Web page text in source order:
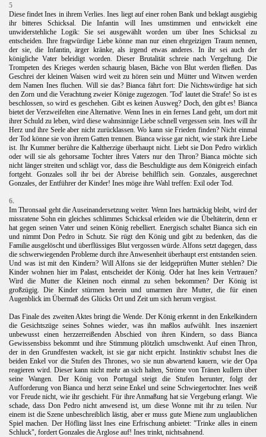
5
Diese findet Ines in ihrem Verlies. Ines liegt auf einer rohen Bank und beklagt ausgiebig
ihr bitteres Schicksal. Die Infantin will Ines umstimmen und entwickelt eine
unwiderstehliche Logik: Sie sei ausgewählt worden um über Ines Schicksal zu
entscheiden. Ihre fragwürdige Liebe könne man nur einen ehrgeizigen Traum nennen,
der sie, die Infantin, ärger kränke, als irgend etwas anderes. In ihr sei auch der
königliche Vater beleidigt worden. Dieser Brutalität schreie nach Vergeltung. Die
Trompeten des Krieges werden schaurig blasen, Bäche von Blut werden fließen. Das
Geschrei der kleinen Waisen wird weit zu hören sein und Mütter und Witwen werden
dem Namen Ines fluchen. Will sie das? Bianca fährt fort: Die Nichtswürdige hat sich
den Zorn und die Verachtung zweier Könige zugezogen. 'Tod' lautet die Strafe! So ist es
beschlossen, so wird es geschehen. Gibt es keinen Ausweg? Doch, den gibt es! Bianca
bietet der Verzweifelten eine Alternative. Wenn Ines in ein fernes Land geht, um dort mit
ihrer Schuld zu leben, wird diese wahnsinnige Liebe schnell vergessen sein. Ines will ihr
Herz und ihre Seele aber nicht zurücklassen. Wo kann sie Frieden finden? Nicht einmal
der Tod könne sie von ihrem Gatten trennen. Bianca wisse gar nicht, wie stark ihre Liebe
ist. Ihr Kummer berühre die Kaltherzige überhaupt nicht. Liebt sie Don Pedro wirklich
oder will sie als gehorsame Tochter ihres Vaters nur den Thron? Bianca möchte sich
nicht länger streiten und schlägt vor, dass die Beschuldigte aus dem Königreich einfach
fortgeht. Gonzales soll ihr bei der Abreise behilflich sein. Gonzales, ausgerechnet
Gonzales, der Entführer der Kinder! Ines möge ihre Wahl treffen: Exil oder Tod.
6.
Im Thronsaal geht die Auseinandersetzung weiter. Wenn Ines hartnäckig bleibt, wird der
missratene Sohn ein gleiches schlimmes Schicksal erleiden wie die Übeltäterin, denn er
hat gegen seinen Vater und seinen König rebelliert. Energisch schaltet Bianca sich ein
und nimmt Don Pedro in Schutz. Sie rügt den König und gibt zu bedenken, das die
Familie ausgelöscht und überflüssiges Blut vergossen würde. Alfons setzt dagegen, dass
die schwerwiegenden Probleme durch ihre Anwesenheit überhaupt erst entstanden seien.
Und was ist mit den Kindern? Will Alfons sie der leidgeprüften Mutter stehlen? Die
Kinder wohnen hier im Palast, entscheidet der König. Oder hat Ines kein Vertrauen?
Wird die Mutter die Kleinen noch einmal zu sehen bekommen? Der König ist
großzügig. Die Kinder stürmen herein und umarmen ihre Mutter, die für einen
Augenblick im Übermaß des Glücks Ort und Zeit um sich herum vergisst.
Das Finale des zweiten Aktes bringt die Wende. Der König erkennt in den Enkelkindern
die Gesichtszüge seines Sohnes wieder, was ihn maßlos aufwühlt. Ines inszeniert
unbewusst einen herzzerreißenden Abschied von ihren Kindern, so dass Bianca
Gewissensbiss bekommt und ihre Stimmung plötzlich umschwenkt. Auf einen Thron,
der in den Grundfesten wackelt, ist sie gar nicht erpicht. Instinktiv schubst Ines die
beiden Enkel vor die Stufen des Thrones, wo sie nun abwartend kauern, wie der Opa
reagieren wird. Dieser kann nicht mehr an sich halten, Ströme von Tränen kullern über
seine Wangen. Der König von Portugal steigt die Stufen herunter, folgt der
Aufforderung von Bianca und herzt seine Enkel und seine Schwiegertochter. Ines weiß
vor Freude nicht, wie ihr geschieht. Für ihre Anmaßung hat sie Vergebung erlangt. Wie
schade, dass Don Pedro nicht anwesend ist, um diese Wonne mit ihr zu teilen. Nur
einem ist die Szene unbeschreiblich lästig, aber er muss gute Miene zum unglaublichen
Spiel machen. Der Höfling lässt Ines eine Erfrischung anbietet: "Trinke alles in einem
Schluck", fordert Gonzales die Arglose auf! Ines trinkt, nichtsahnend.